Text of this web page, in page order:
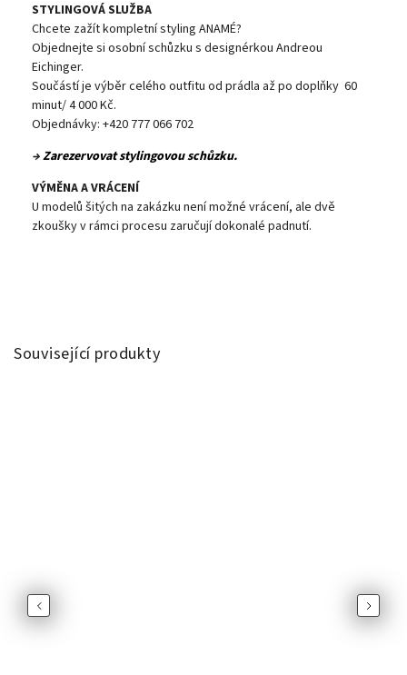
STYLINGOVÁ SLUŽBA
Chcete zažít kompletní styling ANAMÉ?
Objednejte si osobní schůzku s designérkou Andreou
Eichinger.
Součástí je výběr celého outfitu od prádla až po doplňky 60
minut/ 4 000 Kč.
Objednávky: +420 777 066 702
→Zarezervovat stylingovou schůzku.
VÝMĚNA A VRÁCENÍ
U modelů šitých na zakázku není možné vrácení, ale dvě
zkoušky v rámci procesu zaručují dokonalé padnutí.
Související produkty
Previous Next